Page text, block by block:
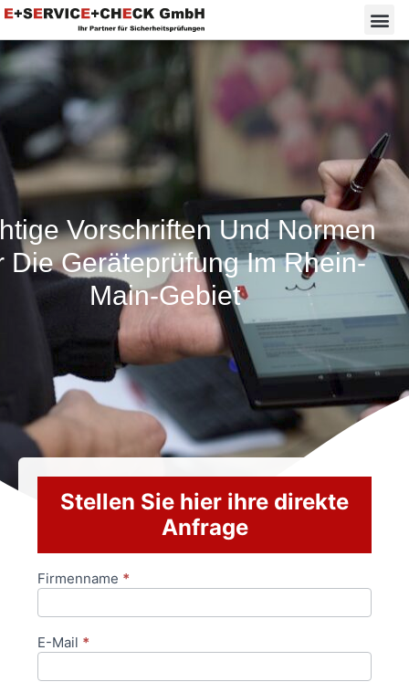
Vorschriften Und Normen
Die Geräteprüfung Im Rhein-
Main-Gebiet
Stellen Sie hier ihre direkte
Anfrage
Anfrageformular
Firmenname *
E-Mail *